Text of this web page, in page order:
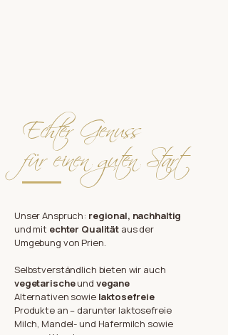
Echter Genuss
für einen guten Start
Unser Anspruch: regional, nachhaltig
und mit echter Qualität aus der
Umgebung von Prien.
Selbstverständlich bieten wir auch
vegetarischeund vegane
Alternativen sowie laktosefreie
Produkte an – darunter laktosefreie
Milch, Mandel- und Hafermilch sowie